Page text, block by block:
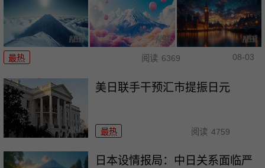
最热 阅读 6369 08-03
美日联手干预汇市提振日元
最热 阅读 4759
日本设情报局：中日关系面临严